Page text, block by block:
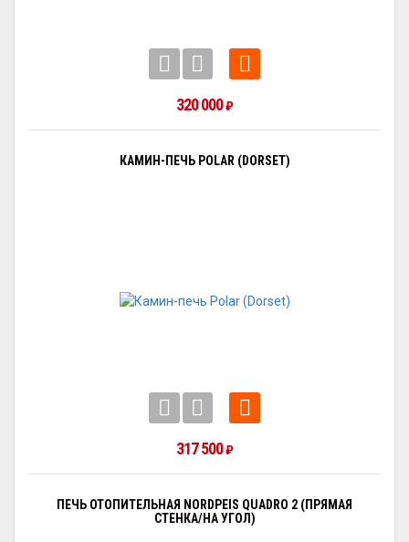
320 000₽
КАМИН-ПЕЧЬ POLAR (DORSET)
317 500₽
ПЕЧЬ ОТОПИТЕЛЬНАЯ NORDPEIS QUADRO 2 (ПРЯМАЯ
СТЕНКА/НА УГОЛ)